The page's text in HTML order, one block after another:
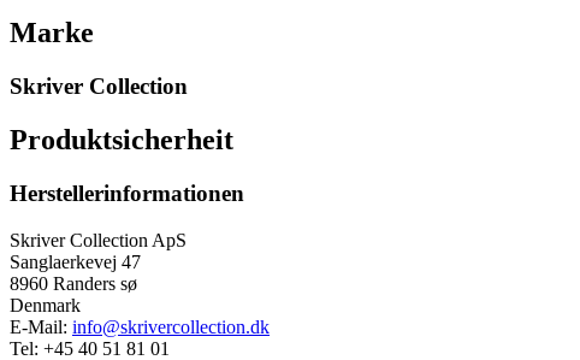
Marke
Skriver Collection
Produktsicherheit
Herstellerinformationen
Skriver Collection ApS
Sanglaerkevej 47
8960 Randers sø
Denmark
E-Mail: info@skrivercollection.dk
Tel: +45 40 51 81 01